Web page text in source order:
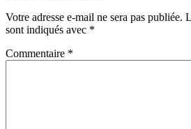
Votre adresse e-mail ne sera pas publiée.
sont indiqués avec *
Commentaire *